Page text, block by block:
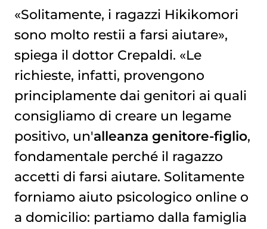
«Solitamente, i ragazzi Hikikomori
sono molto restii a farsi aiutare»,
spiega il dottor Crepaldi. «Le
richieste, infatti, provengono
principlamente dai genitori ai quali
consigliamo di creare un legame
positivo, un'alleanza genitore-figlio,
fondamentale perché il ragazzo
accetti di farsi aiutare. Solitamente
forniamo aiuto psicologico online o
a domicilio: partiamo dalla famiglia